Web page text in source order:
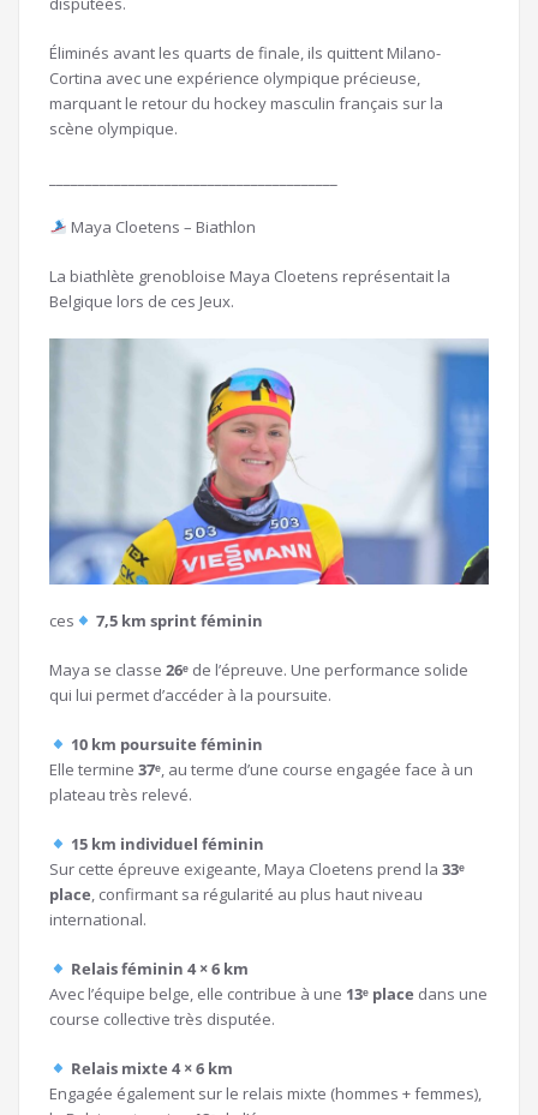
Éliminés avant les quarts de finale, ils quittent Milano-
Cortina avec une expérience olympique précieuse,
marquant le retour du hockey masculin français sur la
scène olympique.
Maya Cloetens – Biathlon
La biathlète grenobloise Maya Cloetens représentait la
Belgique lors de ces Jeux.
ces 7,5 km sprint féminin
Maya se classe 26ᵉ de l’épreuve. Une performance solide
qui lui permet d’accéder à la poursuite.
10 km poursuite féminin
Elle termine 37ᵉ, au terme d’une course engagée face à un
plateau très relevé.
15 km individuel féminin
Sur cette épreuve exigeante, Maya Cloetens prend la 33ᵉ
place, confirmant sa régularité au plus haut niveau
international.
Relais féminin 4 × 6 km
Avec l’équipe belge, elle contribue à une 13ᵉ place dans une
course collective très disputée.
Relais mixte 4 × 6 km
Engagée également sur le relais mixte (hommes + femmes),